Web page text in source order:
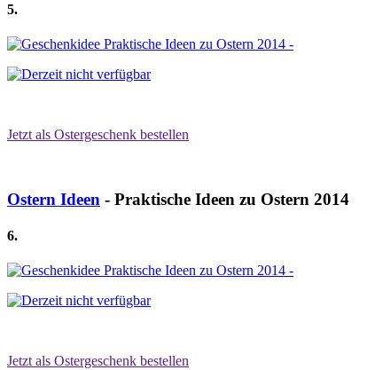
5.
Jetzt als Ostergeschenk bestellen
Ostern Ideen - Praktische Ideen zu Ostern 2014
6.
Jetzt als Ostergeschenk bestellen